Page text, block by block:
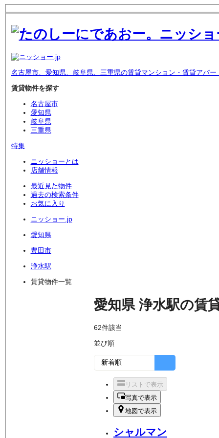
名古屋市、愛知県、岐阜県、三重県の賃貸マンション・賃貸アパー
賃貸物件を探す
名古屋市
愛知県
岐阜県
三重県
特集
ニッショーとは
店舗情報
最近見た物件
過去の検索条件
お気に入り
ニッショー.jp
愛知県
豊田市
浄水駅
賃貸物件一覧
愛知県 浄水駅の賃
62件該当
並び順
リストで表示
写真で表示
地図で表示
シャルマン